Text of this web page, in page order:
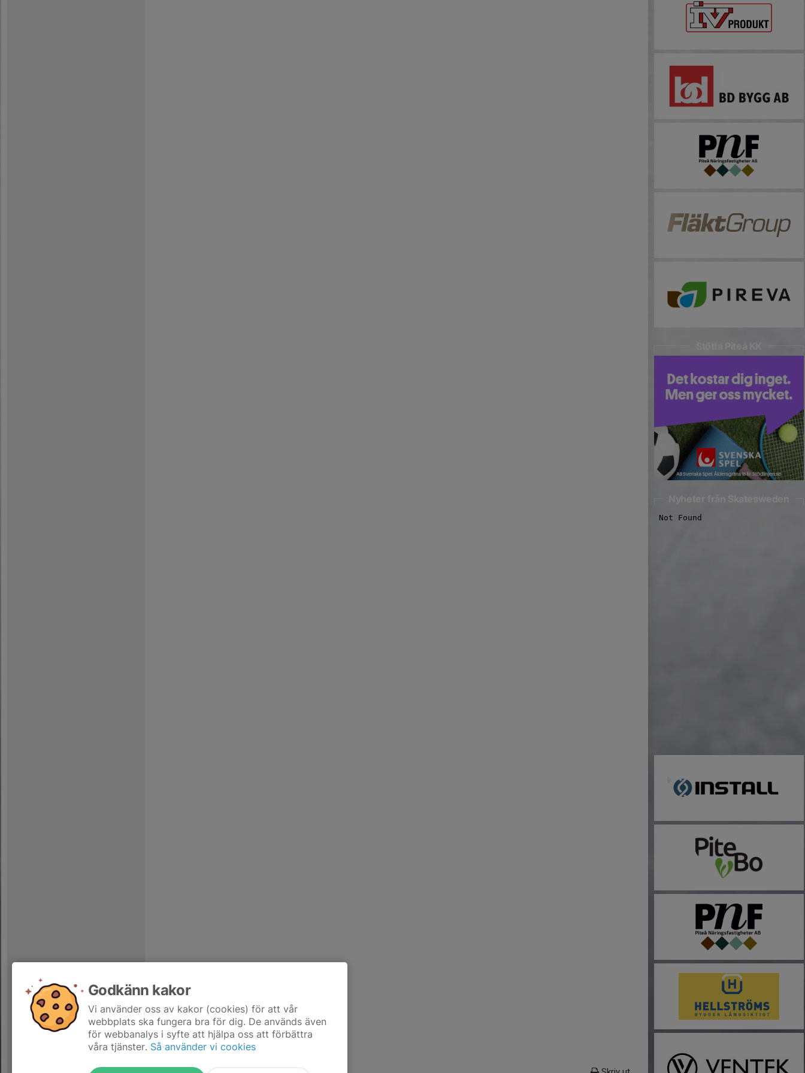
Godkänn kakor
Vi använder oss av kakor (cookies) för att vår
webbplats ska fungera bra för dig. De används även
för webbanalys i syfte att hjälpa oss att förbättra
våra tjänster. Så använder vi cookies